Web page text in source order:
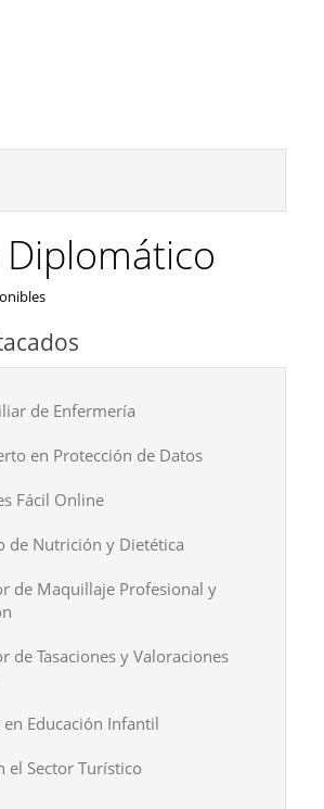
de Enfermería
en Protección de Datos
Fácil Online
de Nutrición y Dietética
de Maquillaje Profesional y
de Tasaciones y Valoraciones
en Educación Infantil
el Sector Turístico